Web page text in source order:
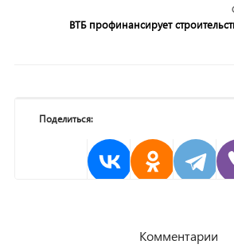
ВТБ профинансирует
Поделиться:
Комментарии